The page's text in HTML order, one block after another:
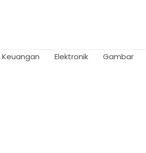
Keuangan Elektronik Gambar